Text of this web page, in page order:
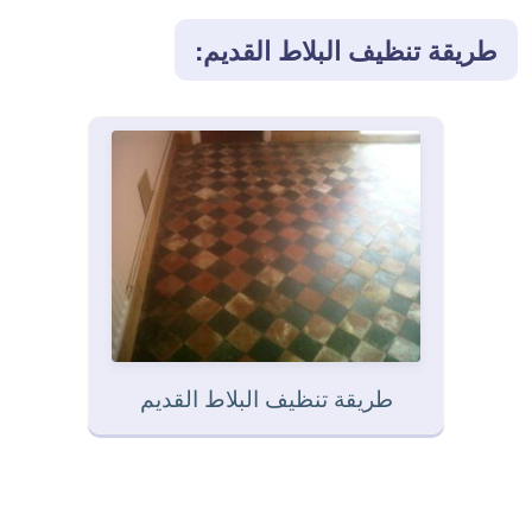
طريقة تنظيف البلاط القديم:
طريقة تنظيف البلاط القديم